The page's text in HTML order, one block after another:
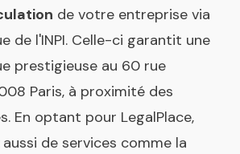
de votre entreprise via
de l'INPI. Celle-ci garantit une
prestigieuse au 60 rue
Paris, à proximité des
En optant pour LegalPlace,
de services comme la